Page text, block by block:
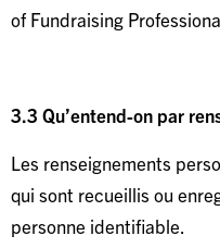
of Fundraising
3.3 Qu’entend-on par
Les renseignements
qui sont recueillis ou
personne identifiable.